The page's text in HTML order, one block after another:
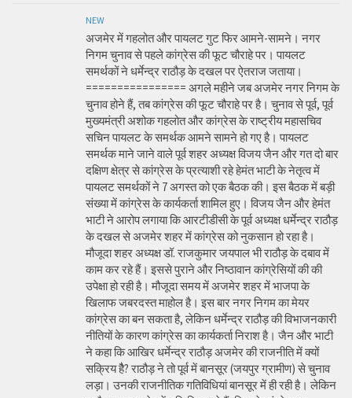
NEW
अजमेर में गहलोत और पायलट गुट फिर आमने-सामने। नगर
निगम चुनाव से पहले कांग्रेस की फूट चौराहे पर। पायलट
समर्थकों ने धर्मेन्द्र राठौड़ के दखल पर ऐतराज जताया।
================ अगले महीने जब अजमेर नगर निगम के
चुनाव होने हैं, तब कांग्रेस की फूट चौराहे पर है। चुनाव से पूर्व, पूर्व
मुख्यमंत्री अशोक गहलोत और कांग्रेस के राष्ट्रीय महासचिव
सचिन पायलट के समर्थक आमने सामने हो गए है। पायलट
समर्थक माने जाने वाले पूर्व शहर अध्यक्ष विजय जैन और गत दो बार
दक्षिण क्षेत्र से कांग्रेस के प्रत्याशी रहे हेमंत भाटी के नेतृत्व में
पायलट समर्थकों ने 7 अगस्त को एक बैठक की। इस बैठक में बड़ी
संख्या में कांग्रेस के कार्यकर्ता शामिल हुए। विजय जैन और हेमंत
भाटी ने आरोप लगाया कि आरटीडीसी के पूर्व अध्यक्ष धर्मेन्द्र राठौड़
के दखल से अजमेर शहर में कांग्रेस को नुकसान हो रहा है।
मौजूदा शहर अध्यक्ष डॉ. राजकुमार जयपाल भी राठौड़ के दबाव में
काम कर रहे हैं। इससे पुराने और निष्ठावान कांग्रेसियों की की
उपेक्षा हो रही है। मौजूदा समय में अजमेर शहर में भाजपा के
खिलाफ जबरदस्त माहोल है। इस बार नगर निगम का मेयर
कांग्रेस का बन सकता है, लेकिन धर्मेन्द्र राठौड़ की विभाजनकारी
नीतियों के कारण कांग्रेस का कार्यकर्ता निराश है। जैन और भाटी
ने कहा कि आखिर धर्मेन्द्र राठौड़ अजमेर की राजनीति में क्यों
सक्रिय हैै? राठौड़ ने तो पूर्व में बानसूर (जयपुर ग्रामीण) से चुनाव
लड़ा। उनकी राजनीतिक गतिविधियां बानसूर में ही रही है। लेकिन